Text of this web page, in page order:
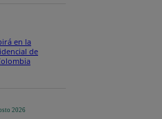
en la
de
2026